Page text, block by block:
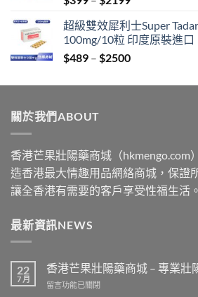
$399
through
$2199
超級雙效犀利士Super
100mg/10粒 印度原裝進口
$489 – $2500Price
$489
關於我們ABOUT
香港芒果壯陽藥商城（hkmengo.com
造香港最大情趣用品網絡商城，保證
讓全香港有需要的客戶享受性福生活。
最新資訊NEWS
22
7 月
香港芒果壯陽藥商城 – 專業壯
在
留言功能已關閉